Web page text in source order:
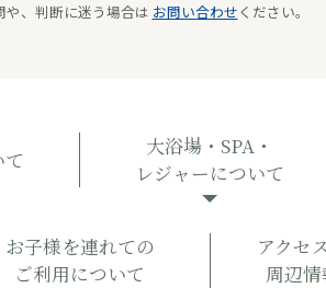
や、判断に迷う場合は お問い合わせください。
大浴場・SPA・
レジャーについて
お子様を連れての
ご利用について
アクセ
周辺